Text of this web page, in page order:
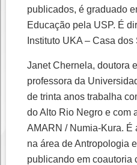
publicados, é graduado
Educação pela USP. É
Instituto UKA – Casa
Janet Chernela, doutora
professora da
de trinta anos trabalha
do Alto Rio Negro e com
AMARN / Numia-Kura. É
na área de Antropologia
publicando em coautoria